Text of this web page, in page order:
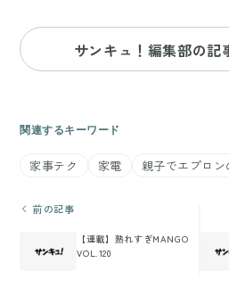
サンキュ！編集部の記
関連するキーワード
家事テク 家電 親子でエプロ
前の記事
【連載】熟れすぎMANGO
VOL.120